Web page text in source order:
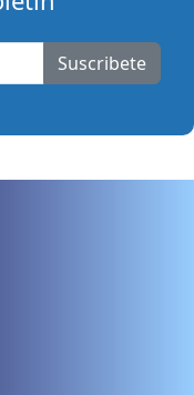
Suscribete